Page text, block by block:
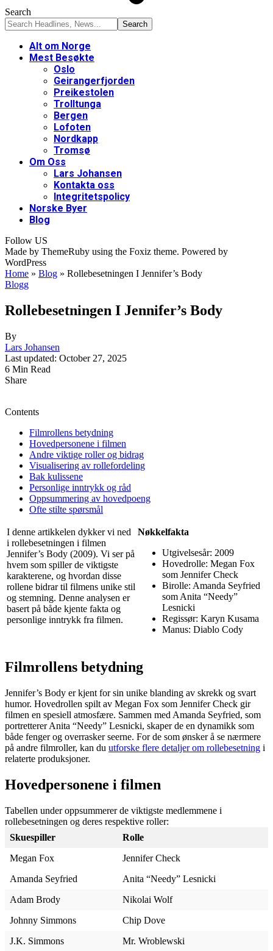
Search
Alt om Norge
Mest Besøkte
Oslo
Geirangerfjorden
Preikestolen
Trolltunga
Bergen
Lofoten
Nordkapp
Tromsø
Om Oss
Lars Johansen
Kontakta oss
Integritetspolicy
Norske Byer
Blog
Follow US
Made by ThemeRuby using the Foxiz theme. Powered by
WordPress
Home » Blog » Rollebesetningen I Jennifer’s Body
Blogg
Rollebesetningen I Jennifer’s Body
By
Lars Johansen
Last updated: October 27, 2025
6 Min Read
Share
Contents
Filmrollens betydning
Hovedpersonene i filmen
Andre viktige roller og bidrag
Visualisering av rollefordeling
Bak kulissene
Personlige inntrykk og råd
Oppsummering av hovedpoeng
Ofte stilte spørsmål
I denne artikkelen dykker vi ned
i rollebesetningen i filmen
Jennifer’s Body (2009). Vi ser på
hvem som spiller de viktigste
karakterene, og hvordan disse
rollene bidrar til filmens unike stil
og stemning. Denne analysen er
basert på både kjente fakta og
personlige inntrykk fra filmen.
Nøkkelfakta
Utgivelsesår: 2009
Hovedrolle: Megan Fox
som Jennifer Check
Birolle: Amanda Seyfried
som Anita “Needy”
Lesnicki
Regissør: Karyn Kusama
Manus: Diablo Cody
Filmrollens betydning
Jennifer’s Body er kjent for sin unike blanding av skrekk og svart
humor. Hovedrollen spilt av Megan Fox som Jennifer Check gir
filmen en spesiell atmosfære. Sammen med Amanda Seyfried, som
portretterer Anita “Needy” Lesnicki, skaper de en dynamikk som
både fenger og overrasker seerne. For de som ønsker å se nærmere
på andre filmroller, kan du utforske flere detaljer om rollebesetning i
relaterte produksjoner.
Hovedpersonene i filmen
Tabellen under oppsummerer de viktigste medlemmene i
rollebesetningen og deres respektive roller:
Skuespiller
Rolle
Megan Fox
Jennifer Check
Amanda Seyfried
Anita “Needy” Lesnicki
Adam Brody
Nikolai Wolf
Johnny Simmons
Chip Dove
J.K. Simmons
Mr. Wroblewski